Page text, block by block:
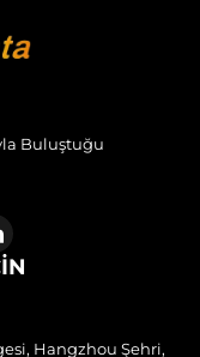
Buluştuğu
Hangzhou Şehri,